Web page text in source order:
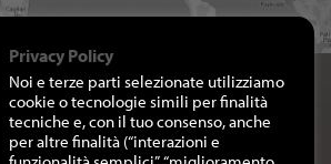
RICHIEDI I NOSTRI
Privacy Policy
Noi e terze parti selezionate utilizziamo
cookie o tecnologie simili per finalità
tecniche e, con il tuo consenso, anche
per altre finalità (“interazioni e